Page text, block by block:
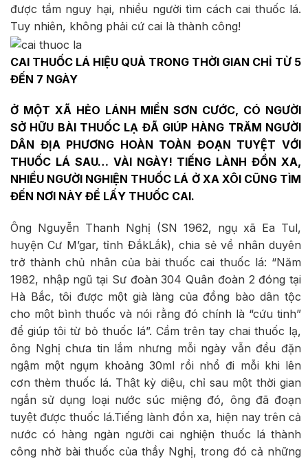
được tầm nguy hại, nhiều người tìm cách cai thuốc lá.
Tuy nhiên, không phải cứ cai là thành công!
CAI THUỐC LÁ HIỆU QUẢ TRONG THỜI GIAN CHỈ TỪ 5
ĐẾN 7 NGÀY
Ở MỘT XÃ HẺO LÁNH MIỀN SƠN CƯỚC, CÓ NGƯỜI
SỞ HỮU BÀI THUỐC LẠ ĐÃ GIÚP HÀNG TRĂM NGƯỜI
DÂN ĐỊA PHƯƠNG HOÀN TOÀN ĐOẠN TUYỆT VỚI
THUỐC LÁ SAU… VÀI NGÀY! TIẾNG LÀNH ĐỒN XA,
NHIỀU NGƯỜI NGHIỆN THUỐC LÁ Ở XA XÔI CŨNG TÌM
ĐẾN NƠI NÀY ĐỂ LẤY THUỐC CAI.
Ông Nguyễn Thanh Nghị (SN 1962, ngụ xã Ea Tul,
huyện Cư M’gar, tỉnh ĐắkLắk), chia sẻ về nhân duyên
trở thành chủ nhân của bài thuốc cai thuốc lá: “Năm
1982, nhập ngũ tại Sư đoàn 304 Quân đoàn 2 đóng tại
Hà Bắc, tôi được một già làng của đồng bào dân tộc
cho một bình thuốc và nói rằng đó chính là “cứu tinh”
để giúp tôi từ bỏ thuốc lá”. Cầm trên tay chai thuốc lạ,
ông Nghị chưa tin lắm nhưng mỗi ngày vẫn đều đặn
ngậm một ngụm khoảng 30ml rồi nhổ đi mỗi khi lên
cơn thèm thuốc lá. Thật kỳ diệu, chỉ sau một thời gian
ngắn sử dụng loại nước súc miệng đó, ông đã đoạn
tuyệt được thuốc lá.Tiếng lành đồn xa, hiện nay trên cả
nước có hàng ngàn người cai nghiện thuốc lá thành
công nhờ bài thuốc của thầy Nghị, trong đó cả những